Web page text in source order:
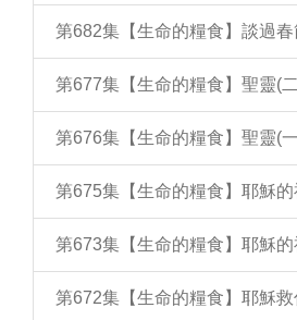
第682集【生命的糧食】談過春
第677集【生命的糧食】聖靈(
第676集【生命的糧食】聖靈(
第675集【生命的糧食】耶穌
第673集【生命的糧食】耶穌
第672集【生命的糧食】耶穌救